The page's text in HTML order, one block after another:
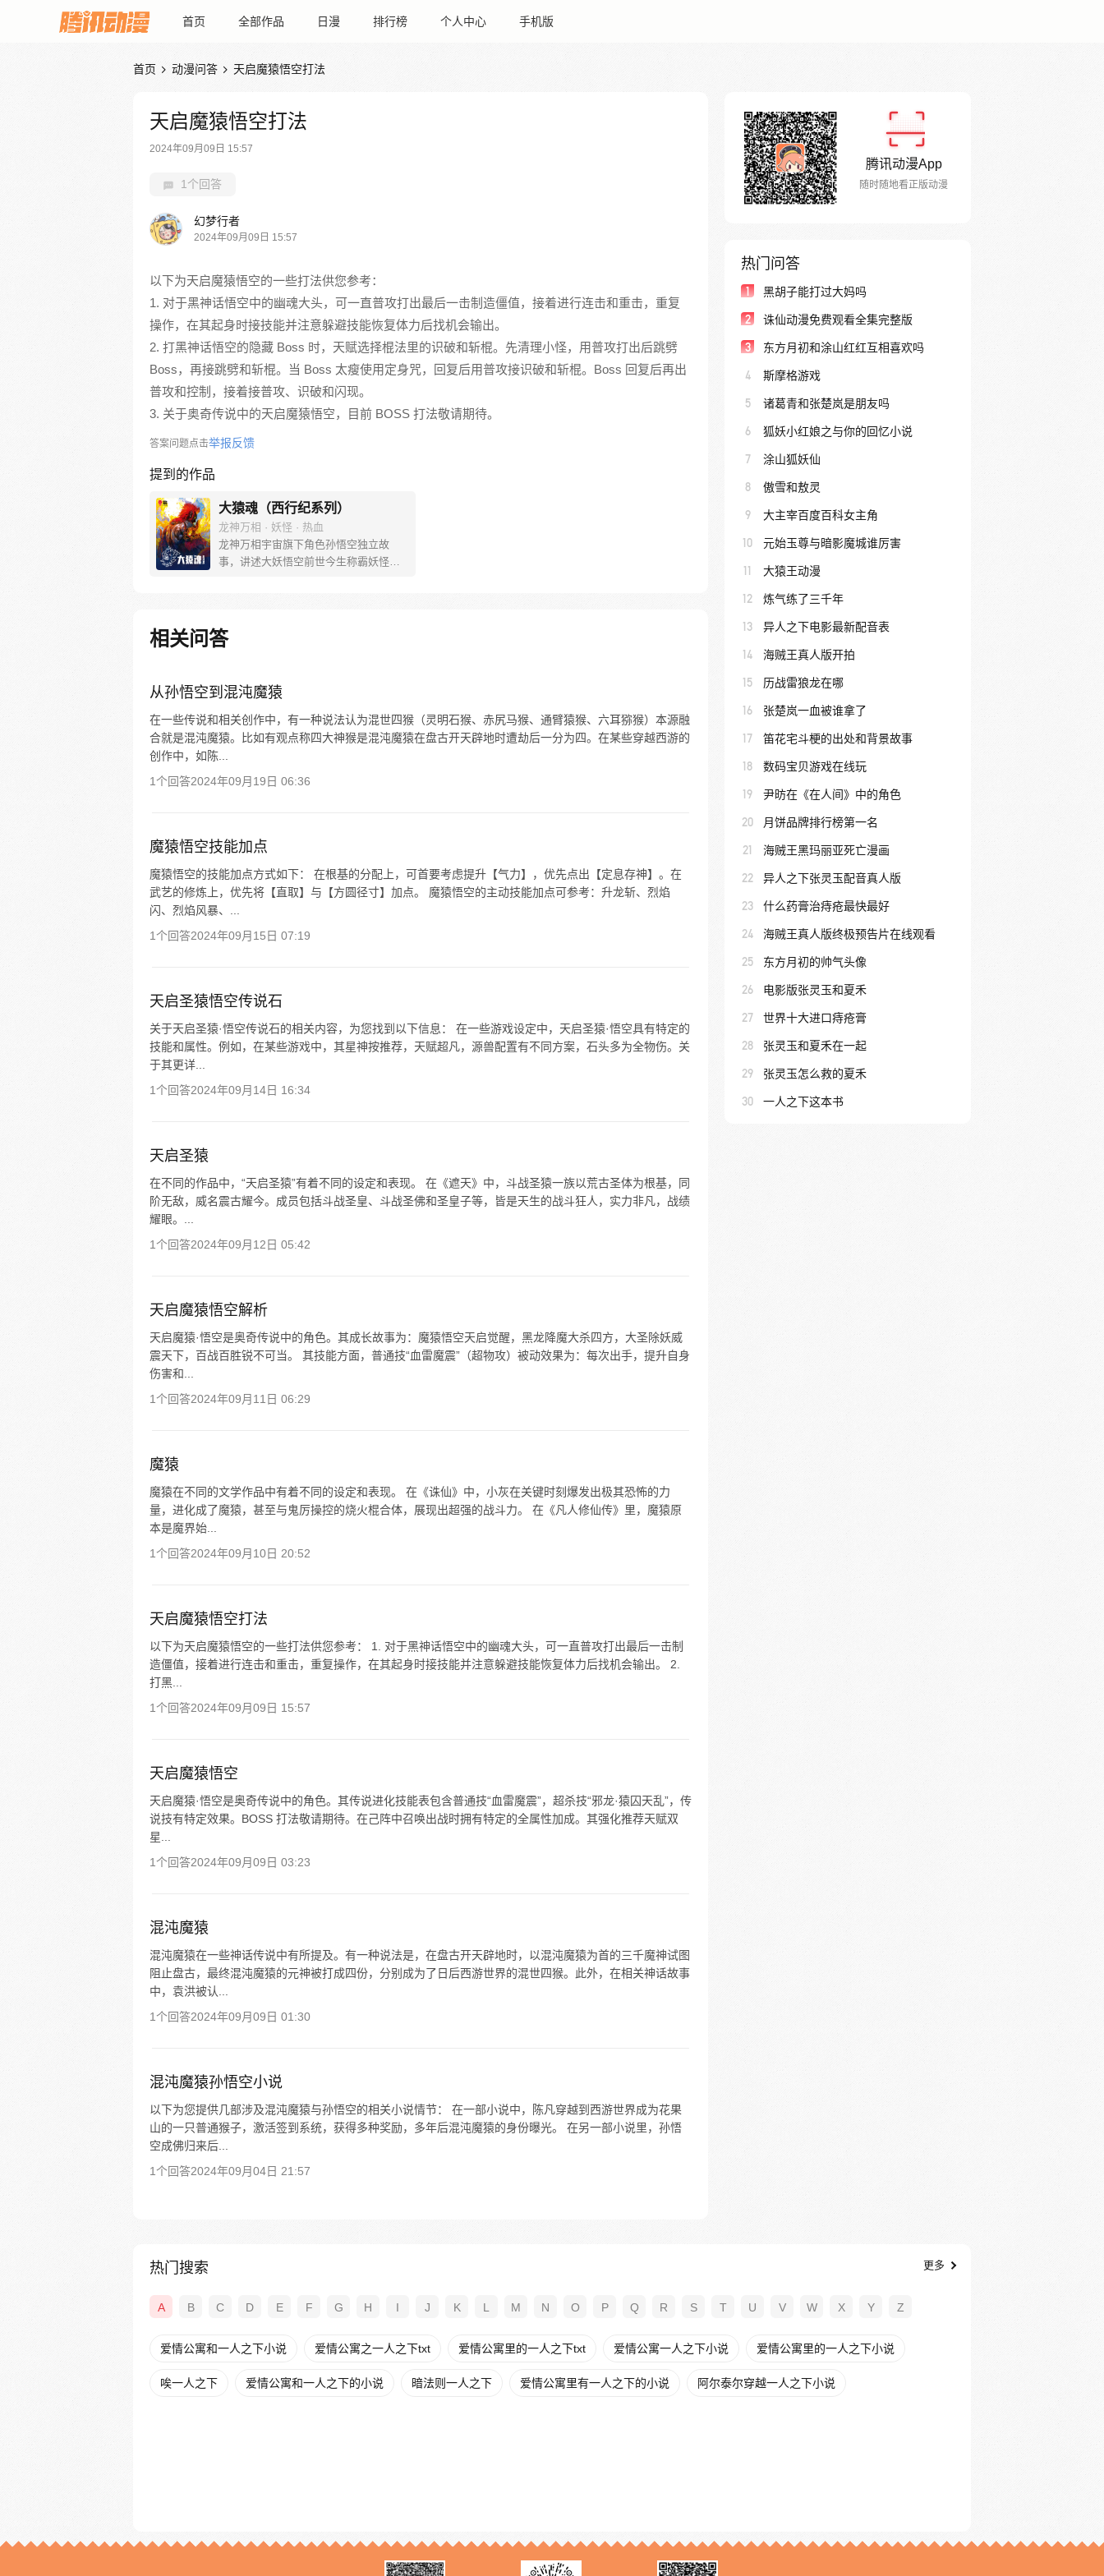
首页 全部作品 日漫 排行榜 个人中心 手机版
首页  动漫问答  天启魔猿悟空打法
天启魔猿悟空打法
2024年09月09日 15:57
1个回答
幻梦行者
2024年09月09日 15:57
以下为天启魔猿悟空的一些打法供您参考：
1. 对于黑神话悟空中的幽魂大头，可一直普攻打出最后一击制造僵值，接着进行连击和重击，重复
操作，在其起身时接技能并注意躲避技能恢复体力后找机会输出。
2. 打黑神话悟空的隐藏 Boss 时，天赋选择棍法里的识破和斩棍。先清理小怪，用普攻打出后跳劈
Boss，再接跳劈和斩棍。当 Boss 太瘦使用定身咒，回复后用普攻接识破和斩棍。Boss 回复后再出
普攻和控制，接着接普攻、识破和闪现。
3. 关于奥奇传说中的天启魔猿悟空，目前 BOSS 打法敬请期待。
答案问题点击举报反馈
提到的作品
大猿魂（西行纪系列）
龙神万相 · 妖怪 · 热血
龙神万相宇宙旗下角色孙悟空独立故
事，讲述大妖悟空前世今生称霸妖怪大
入暗魂无法再守护重要之人…六十年
后，他再次破石而出，背负着守护族人
成为猴群之王，但故事仍在继续…
相关问答
从孙悟空到混沌魔猿
在一些传说和相关创作中，有一种说法认为混世四猴（灵明石猴、赤尻马猴、通臂猿猴、六耳猕猴）本源融
合就是混沌魔猿。比如有观点称四大神猴是混沌魔猿在盘古开天辟地时遭劫后一分为四。在某些穿越西游的
创作中，如陈...
1个回答2024年09月19日 06:36
魔猿悟空技能加点
魔猿悟空的技能加点方式如下： 在根基的分配上，可首要考虑提升【气力】，优先点出【定息存神】。在
武艺的修炼上，优先将【直取】与【方圆径寸】加点。 魔猿悟空的主动技能加点可参考：升龙斩、烈焰
闪、烈焰风暴、...
1个回答2024年09月15日 07:19
天启圣猿悟空传说石
关于天启圣猿·悟空传说石的相关内容，为您找到以下信息： 在一些游戏设定中，天启圣猿·悟空具有特定的
技能和属性。例如，在某些游戏中，其星神按推荐，天赋超凡，源兽配置有不同方案，石头多为全物伤。关
于其更详...
1个回答2024年09月14日 16:34
天启圣猿
在不同的作品中，“天启圣猿”有着不同的设定和表现。 在《遮天》中，斗战圣猿一族以荒古圣体为根基，同
阶无敌，威名震古耀今。成员包括斗战圣皇、斗战圣佛和圣皇子等，皆是天生的战斗狂人，实力非凡，战绩
耀眼。...
1个回答2024年09月12日 05:42
天启魔猿悟空解析
天启魔猿·悟空是奥奇传说中的角色。其成长故事为：魔猿悟空天启觉醒，黑龙降魔大杀四方，大圣除妖威
震天下，百战百胜锐不可当。 其技能方面，普通技“血雷魔震”（超物攻）被动效果为：每次出手，提升自身
伤害和...
1个回答2024年09月11日 06:29
魔猿
魔猿在不同的文学作品中有着不同的设定和表现。 在《诛仙》中，小灰在关键时刻爆发出极其恐怖的力
量，进化成了魔猿，甚至与鬼厉操控的烧火棍合体，展现出超强的战斗力。 在《凡人修仙传》里，魔猿原
本是魔界始...
1个回答2024年09月10日 20:52
天启魔猿悟空打法
以下为天启魔猿悟空的一些打法供您参考： 1. 对于黑神话悟空中的幽魂大头，可一直普攻打出最后一击制
造僵值，接着进行连击和重击，重复操作，在其起身时接技能并注意躲避技能恢复体力后找机会输出。 2.
打黑...
1个回答2024年09月09日 15:57
天启魔猿悟空
天启魔猿·悟空是奥奇传说中的角色。其传说进化技能表包含普通技“血雷魔震”，超杀技“邪龙·猿囚天乱”，传
说技有特定效果。BOSS 打法敬请期待。在己阵中召唤出战时拥有特定的全属性加成。其强化推荐天赋双
星...
1个回答2024年09月09日 03:23
混沌魔猿
混沌魔猿在一些神话传说中有所提及。有一种说法是，在盘古开天辟地时，以混沌魔猿为首的三千魔神试图
阻止盘古，最终混沌魔猿的元神被打成四份，分别成为了日后西游世界的混世四猴。此外，在相关神话故事
中，袁洪被认...
1个回答2024年09月09日 01:30
混沌魔猿孙悟空小说
以下为您提供几部涉及混沌魔猿与孙悟空的相关小说情节： 在一部小说中，陈凡穿越到西游世界成为花果
山的一只普通猴子，激活签到系统，获得多种奖励，多年后混沌魔猿的身份曝光。 在另一部小说里，孙悟
空成佛归来后...
1个回答2024年09月04日 21:57
腾讯动漫App
随时随地看正版动漫
热门问答
1 黑胡子能打过大妈吗
2 诛仙动漫免费观看全集完整版
3 东方月初和涂山红红互相喜欢吗
4 斯摩格游戏
5 诸葛青和张楚岚是朋友吗
6 狐妖小红娘之与你的回忆小说
7 涂山狐妖仙
8 傲雪和敖灵
9 大主宰百度百科女主角
10 元始玉尊与暗影魔城谁厉害
11 大猿王动漫
12 炼气练了三千年
13 异人之下电影最新配音表
14 海贼王真人版开拍
15 历战雷狼龙在哪
16 张楚岚一血被谁拿了
17 笛花宅斗梗的出处和背景故事
18 数码宝贝游戏在线玩
19 尹昉在《在人间》中的角色
20 月饼品牌排行榜第一名
21 海贼王黑玛丽亚死亡漫画
22 异人之下张灵玉配音真人版
23 什么药膏治痔疮最快最好
24 海贼王真人版终极预告片在线观看
25 东方月初的帅气头像
26 电影版张灵玉和夏禾
27 世界十大进口痔疮膏
28 张灵玉和夏禾在一起
29 张灵玉怎么救的夏禾
30 一人之下这本书
热门搜索 更多
A B C D E F G H I J K L M N O P Q R S T U V W X Y Z
爱情公寓和一人之下小说 爱情公寓之一人之下txt 爱情公寓里的一人之下txt 爱情公寓一人之下小说 爱情公寓里的一人之下小说
唉一人之下 爱情公寓和一人之下的小说 暗法则一人之下 爱情公寓里有一人之下的小说 阿尔泰尔穿越一人之下小说